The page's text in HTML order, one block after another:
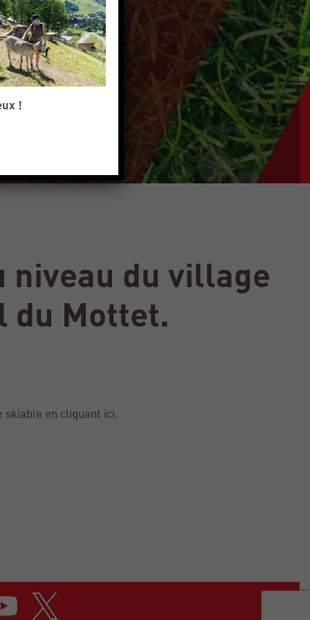
niveau du village
du Mottet.
skiable en cliquant ici.
!